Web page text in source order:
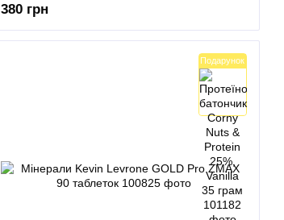
380 грн
Подарунок